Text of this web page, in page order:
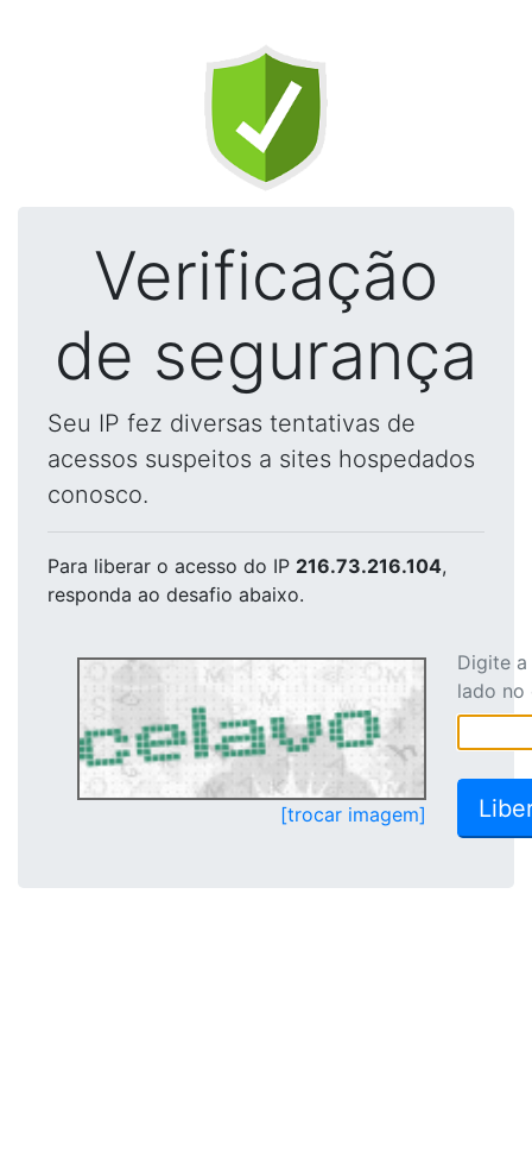
Verificação
de segurança
Seu IP fez diversas tentativas de
acessos suspeitos a sites hospedados
conosco.
Para liberar o acesso do IP 216.73.216.104,
responda ao desafio abaixo.
[trocar imagem]
Digite
lado no